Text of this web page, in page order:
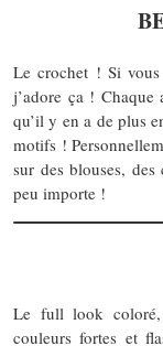
Le crochet ! Si
j’adore ça ! Chaque
qu’il y en a de plus
motifs !
sur des blouses,
peu importe !
Le full look coloré,
couleurs fortes et